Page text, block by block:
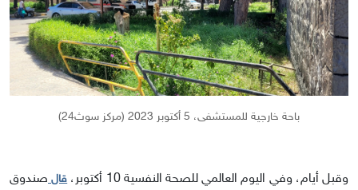
باحة خارجية للمستشفى، 5 أكتوبر 2023 (مركز سوث24)
وقبل أيام، وفي اليوم العالمي للصحة النفسية 10 أكتوبر، قال صندوق